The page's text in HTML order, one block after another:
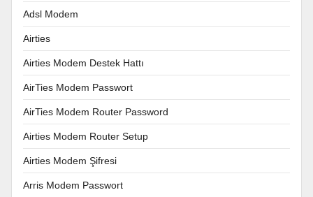
Adsl Modem
Airties
Airties Modem Destek Hattı
AirTies Modem Passwort
AirTies Modem Router Password
Airties Modem Router Setup
Airties Modem Şifresi
Arris Modem Passwort